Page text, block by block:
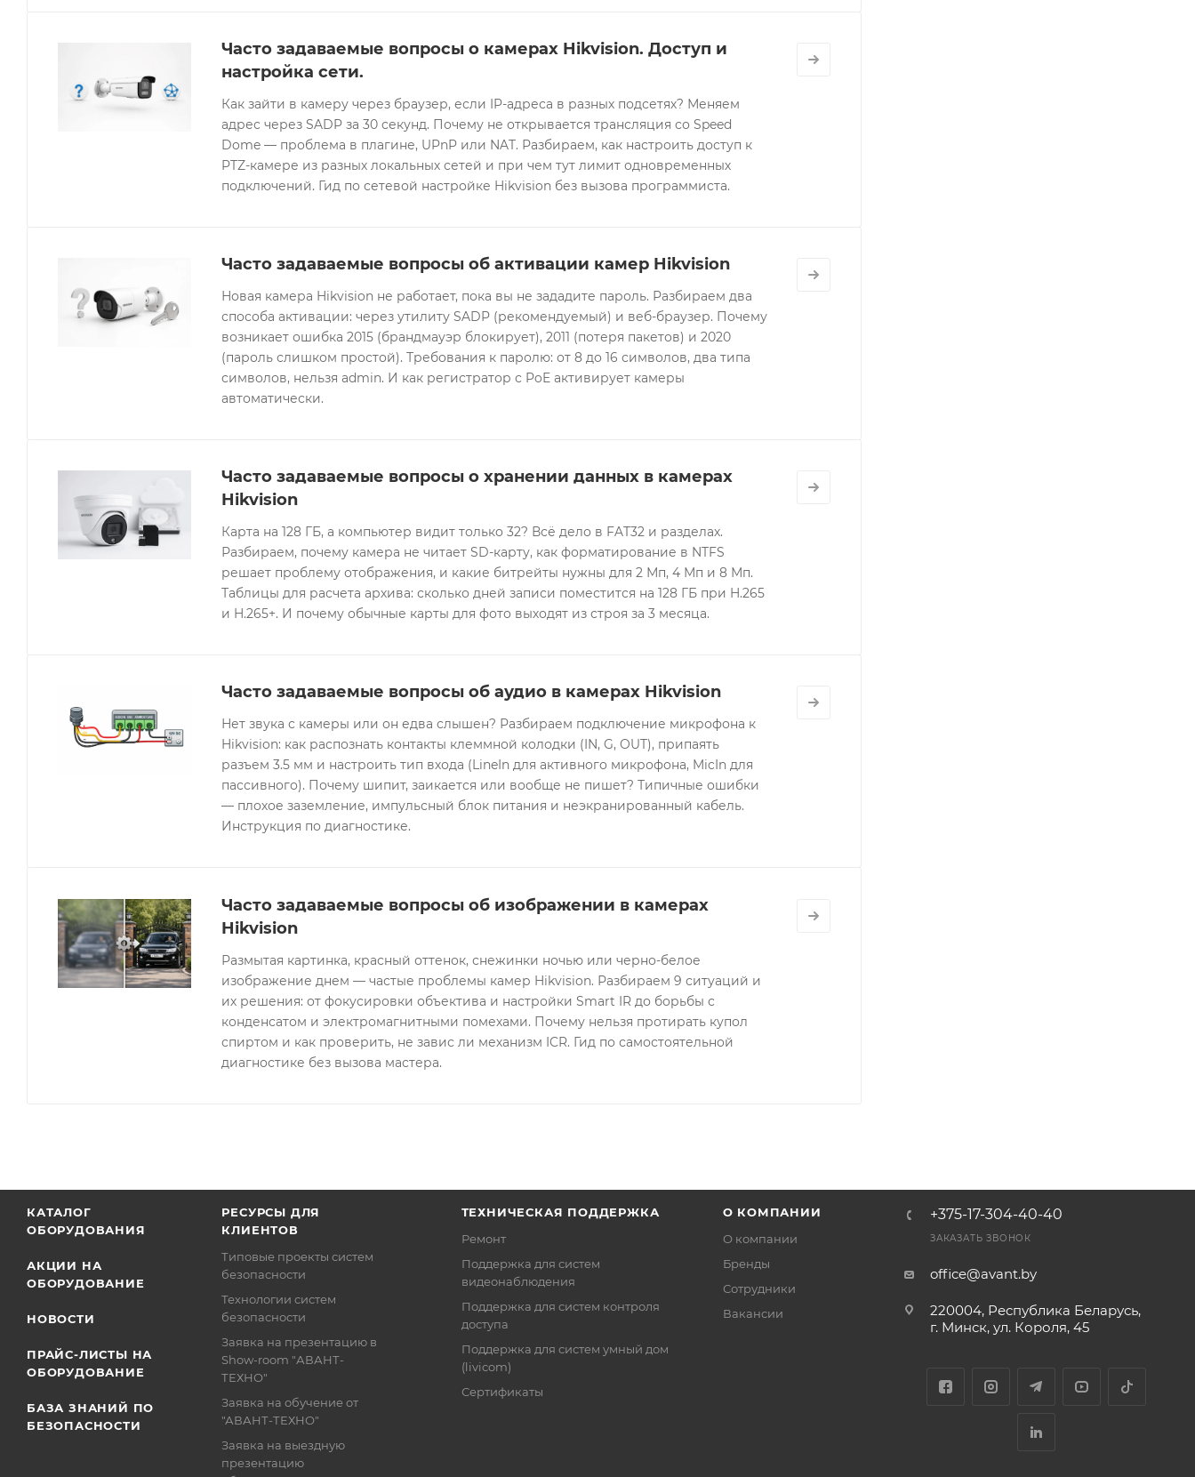
Часто задаваемые вопросы о камерах Hikvision. Доступ и
настройка сети.
Как зайти в камеру через браузер, если IP-адреса в разных подсетях? Меняем
адрес через SADP за 30 секунд. Почему не открывается трансляция со Speed
Dome — проблема в плагине, UPnP или NAT. Разбираем, как настроить доступ к
PTZ-камере из разных локальных сетей и при чем тут лимит одновременных
подключений. Гид по сетевой настройке Hikvision без вызова программиста.
Часто задаваемые вопросы об активации камер Hikvision
Новая камера Hikvision не работает, пока вы не зададите пароль. Разбираем два
способа активации: через утилиту SADP (рекомендуемый) и веб-браузер. Почему
возникает ошибка 2015 (брандмауэр блокирует), 2011 (потеря пакетов) и 2020
(пароль слишком простой). Требования к паролю: от 8 до 16 символов, два типа
символов, нельзя admin. И как регистратор с PoE активирует камеры
автоматически.
Часто задаваемые вопросы о хранении данных в камерах
Hikvision
Карта на 128 ГБ, а компьютер видит только 32? Всё дело в FAT32 и разделах.
Разбираем, почему камера не читает SD-карту, как форматирование в NTFS
решает проблему отображения, и какие битрейты нужны для 2 Мп, 4 Мп и 8 Мп.
Таблицы для расчета архива: сколько дней записи поместится на 128 ГБ при H.265
и H.265+. И почему обычные карты для фото выходят из строя за 3 месяца.
Часто задаваемые вопросы об аудио в камерах Hikvision
Нет звука с камеры или он едва слышен? Разбираем подключение микрофона к
Hikvision: как распознать контакты клеммной колодки (IN, G, OUT), припаять
разъем 3.5 мм и настроить тип входа (LineIn для активного микрофона, MicIn для
пассивного). Почему шипит, заикается или вообще не пишет? Типичные ошибки
— плохое заземление, импульсный блок питания и неэкранированный кабель.
Инструкция по диагностике.
Часто задаваемые вопросы об изображении в камерах
Hikvision
Размытая картинка, красный оттенок, снежинки ночью или черно-белое
изображение днем — частые проблемы камер Hikvision. Разбираем 9 ситуаций и
их решения: от фокусировки объектива и настройки Smart IR до борьбы с
конденсатом и электромагнитными помехами. Почему нельзя протирать купол
спиртом и как проверить, не завис ли механизм ICR. Гид по самостоятельной
диагностике без вызова мастера.
КАТАЛОГ
ОБОРУДОВАНИЯ
АКЦИИ НА
ОБОРУДОВАНИЕ
НОВОСТИ
ПРАЙС-ЛИСТЫ НА
ОБОРУДОВАНИЕ
БАЗА ЗНАНИЙ ПО
БЕЗОПАСНОСТИ
РЕСУРСЫ ДЛЯ
КЛИЕНТОВ
Типовые проекты систем
безопасности
Технологии систем
безопасности
Заявка на презентацию в
Show-room "АВАНТ-
ТЕХНО"
Заявка на обучение от
"АВАНТ-ТЕХНО"
Заявка на выездную
презентацию
ТЕХНИЧЕСКАЯ ПОДДЕРЖКА
Ремонт
Поддержка для систем
видеонаблюдения
Поддержка для систем контроля
доступа
Поддержка для систем умный дом
(livicom)
Сертификаты
О КОМПАНИИ
О компании
Бренды
Сотрудники
Вакансии
+375-17-304-40-40
ЗАКАЗАТЬ ЗВОНОК
office@avant.by
220004, Республика Беларусь,
г. Минск, ул. Короля, 45